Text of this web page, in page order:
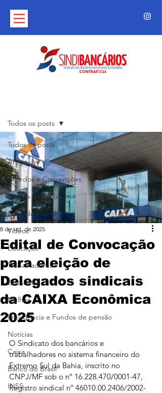
Todos os posts
Artigos
Acordos e Convenções
Galeria de Fotos
Grito de Alerta
Vídeos
Educação
Trabalhadores
Economia
Mulher
Previdência e Fundos de pensão
Notícias
Caixa
Banco do Brasil
INSS
Todos os posts
Edital de Convocação
para eleição de
Delegados sindicais
da CAIXA Econômica
2025
8 de set. de 2025
O Sindicato dos bancários e
trabalhadores no sistema financeiro do
Extremo Sul da Bahia, inscrito no
CNPJ/MF sob o nº 16.228.470/0001-47,
Registro sindical nº 46010.00.2406/2002-